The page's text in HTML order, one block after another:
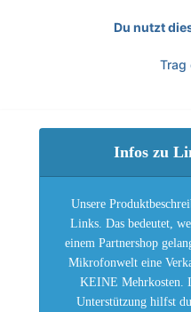
Du nutzt
Trag
Infos zu
Unsere
Links. Das bedeutet,
einem Partnershop
Mikrofonwelt eine
KEINE Mehrkosten.
Unterstützung hilfst